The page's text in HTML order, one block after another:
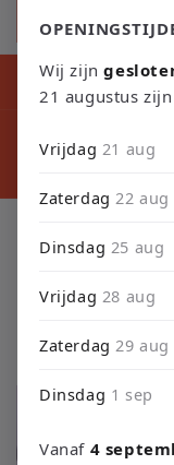
Kortingscode
⚠️ PLEASE
September 3
Super
Filteren en
Wij zijn
21 augustus
Vrijdag 21 aug
Zaterdag22 aug
Dinsdag 25 aug
Vrijdag 28 aug
Zaterdag29 aug
Dinsdag 1 sep
Vanaf 4